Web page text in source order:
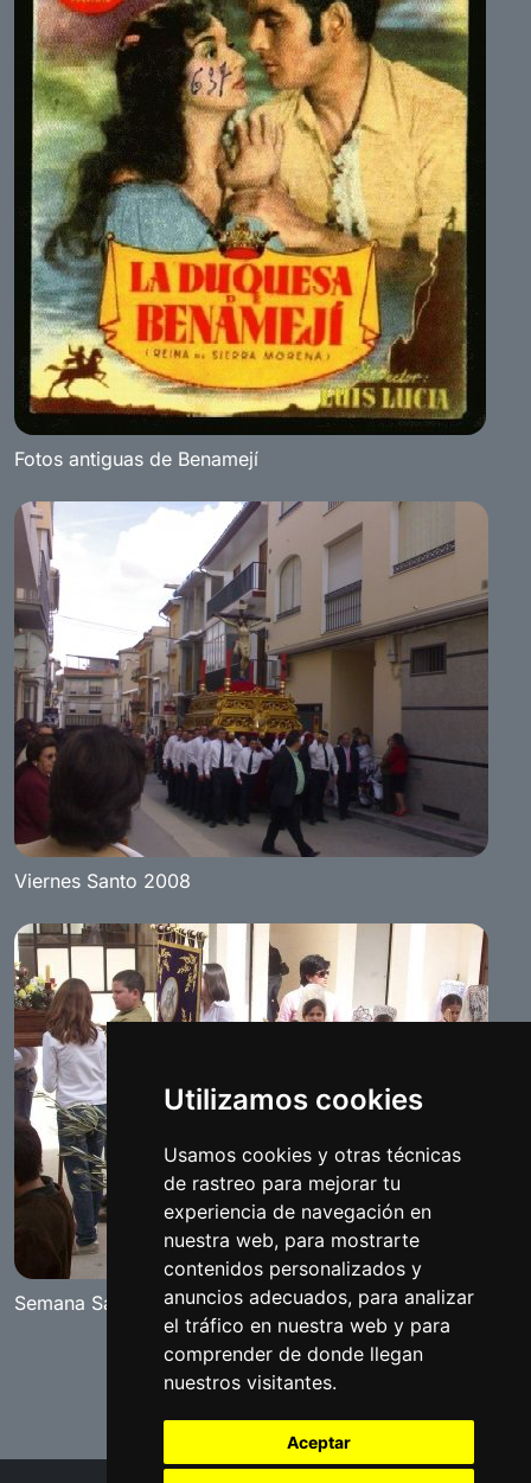
Utilizamos cookies
Usamos cookies y otras técnicas
de rastreo para mejorar tu
experiencia de navegación en
nuestra web, para mostrarte
contenidos personalizados y
anuncios adecuados, para analizar
el tráfico en nuestra web y para
comprender de donde llegan
nuestros visitantes.
Aceptar
Fotos antiguas de Benamejí
Viernes Santo 2008
Semana Santa Chica